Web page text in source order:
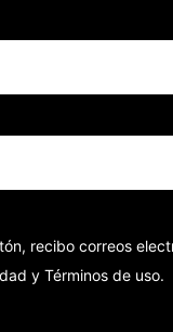
recibo correos
y Términos de uso.